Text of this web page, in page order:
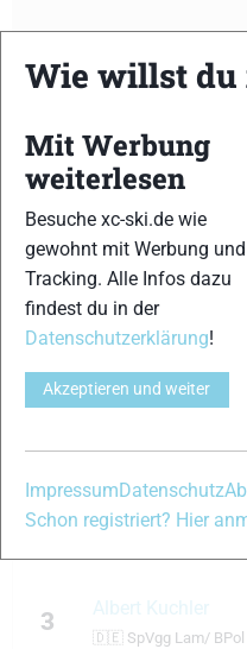
Claudia Hahn
Rangliste Männer
Rang Name
1 Florian Notz
2
🇩🇪SC Gaißach
3 Albert Kuchler
🇩🇪 SpVgg Lam/ BPol
Wie willst du
Mit Werbung
weiterlesen
Besuche xc-ski.de wie
gewohnt mit Werbung und
Tracking. Alle Infos dazu
findest du in der
Datenschutzerklärung!
Akzeptieren und weiter
Impressum Datenschutz
Schon registriert? Hier